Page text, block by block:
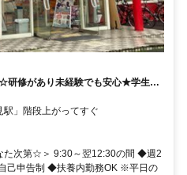
研修があり未経験でも安心★学生〜
駅」階段上がってすぐ
た次第☆＞ 9:30～翌12:30の間 ◆週2
己申告制 ◆扶養内勤務OK ※平日の